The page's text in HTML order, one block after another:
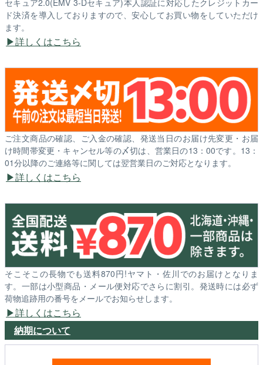
セキュア2.0(EMV 3-Dセキュア)本人認証に対応したクレジットカー
ド決済を導入しておりますので、安心してお買い物をしていただけ
ます。
詳しくはこちら
ご注文商品の確認、ご入金の確認、発送当日のお届け先変更・お届
け時間帯変更・キャンセル等の〆切は、営業日の13：00です。13：
01分以降のご連絡等に関しては翌営業日のご対応となります。
詳しくはこちら
そこそこの長物でも送料870円!ヤマト・佐川でのお届けとなりま
す。一部は小型商品・メール便対応でさらに割引。発送時には必ず
荷物追跡用の番号をメールでお知らせします。
詳しくはこちら
納期について